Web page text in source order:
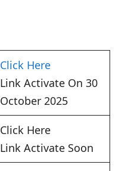
Click Here
Link Activate On 30
October 2025
Click Here
Link Activate Soon